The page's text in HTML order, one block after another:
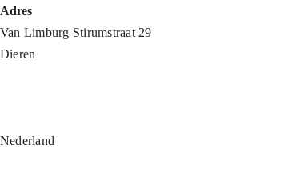
Ga
naar
inhoud
Adres
Van Limburg Stirumstraat 29
Dieren
Nederland